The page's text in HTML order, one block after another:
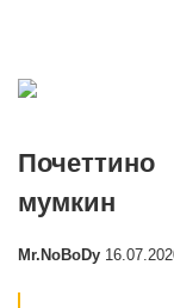
мумкин
Mr.NoBoDy